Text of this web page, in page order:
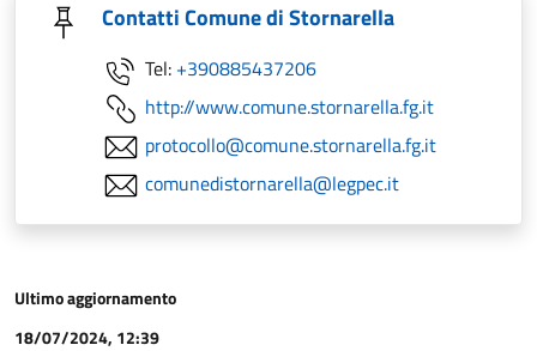
Contatti Comune di Stornarella
Tel: +390885437206
http://www.comune.stornarella.fg.it
protocollo@comune.stornarella.fg.it
comunedistornarella@legpec.it
Ultimo aggiornamento
18/07/2024, 12:39